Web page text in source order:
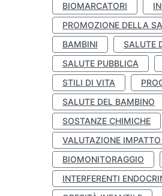
BIOMARCATORI
PROMOZIONE DELLA
BAMBINI
SALUTE
SALUTE PUBBLICA
STILI DI VITA
SALUTE DEL BAMBINO
SOSTANZE CHIMICHE
VALUTAZIONE
BIOMONITORAGGIO
INTERFERENTI